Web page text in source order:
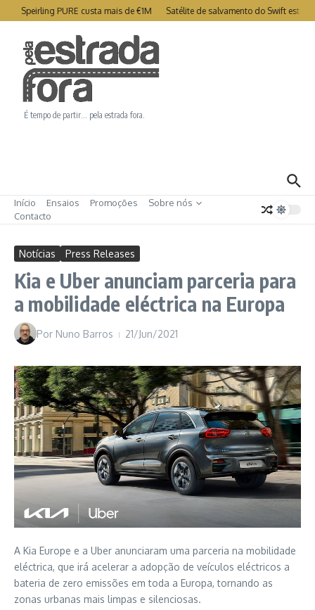
Ir para o conteúdo
Speirling PURE custa mais de €1M Satélite de salvamento do Swift está
É tempo de partir… pela estrada fora.
Início Ensaios Promoções
Sobre nós
Contacto
Notícias Press Releases
Kia e Uber anunciam parceria para
a mobilidade eléctrica na Europa
Por Nuno Barros 21/Jun/2021
A Kia Europe e a Uber anunciaram uma parceria na mobilidade
eléctrica, que irá acelerar a adopção de veículos eléctricos a
bateria de zero emissões em toda a Europa, tornando as
zonas urbanas mais limpas e silenciosas.